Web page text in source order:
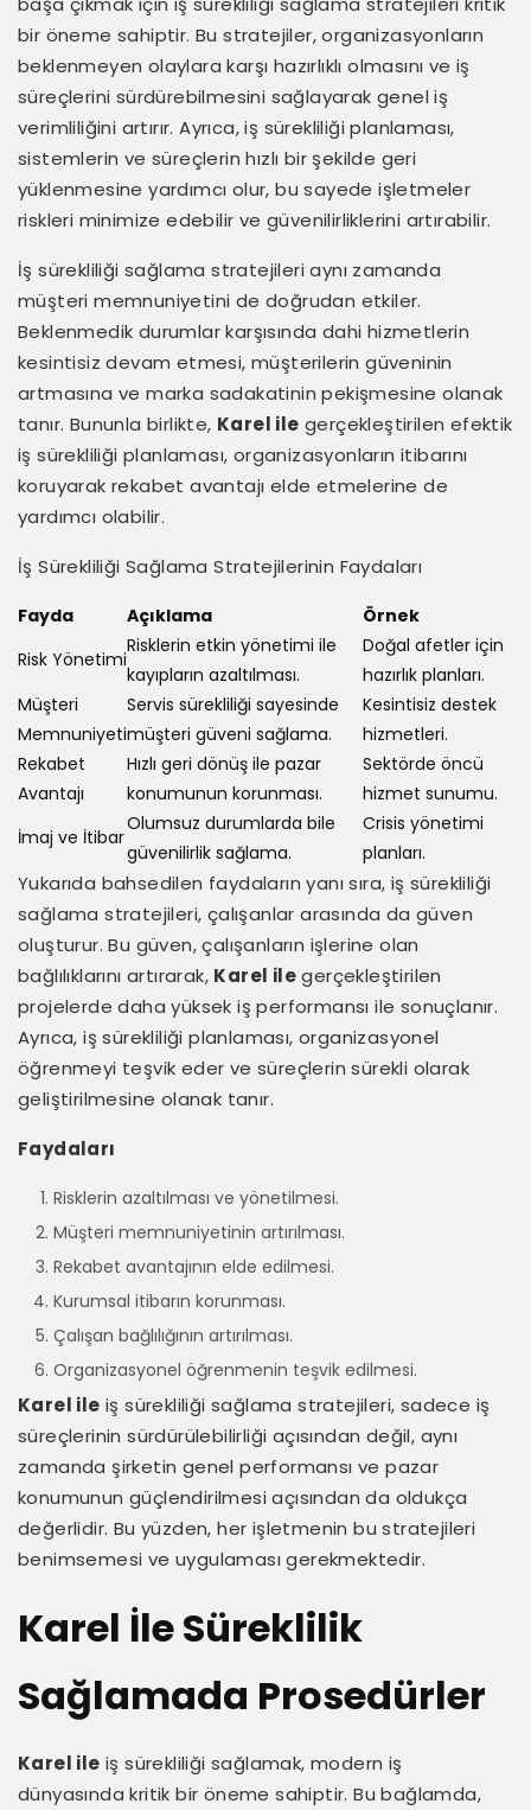
bir öneme sahiptir. Bu stratejiler, organizasyonların
beklenmeyen olaylara karşı hazırlıklı olmasını ve iş
süreçlerini sürdürebilmesini sağlayarak genel iş
verimliliğini artırır. Ayrıca, iş sürekliliği planlaması,
sistemlerin ve süreçlerin hızlı bir şekilde geri
yüklenmesine yardımcı olur, bu sayede işletmeler
riskleri minimize edebilir ve güvenilirliklerini artırabilir.
İş sürekliliği sağlama stratejileri aynı zamanda
müşteri memnuniyetini de doğrudan etkiler.
Beklenmedik durumlar karşısında dahi hizmetlerin
kesintisiz devam etmesi, müşterilerin güveninin
artmasına ve marka sadakatinin pekişmesine olanak
tanır. Bununla birlikte, Karel ile gerçekleştirilen efektik
iş sürekliliği planlaması, organizasyonların itibarını
koruyarak rekabet avantajı elde etmelerine de
yardımcı olabilir.
İş Sürekliliği Sağlama Stratejilerinin Faydaları
Fayda Açıklama
Örnek
Risk Yönetimi
Risklerin etkin yönetimi ile
kayıpların azaltılması.
Doğal afetler için
hazırlık planları.
Müşteri
Memnuniyeti
Servis sürekliliği sayesinde
müşteri güveni sağlama.
Kesintisiz destek
hizmetleri.
Rekabet
Avantajı
Hızlı geri dönüş ile pazar
konumunun korunması.
Sektörde öncü
hizmet sunumu.
İmaj ve İtibar
Olumsuz durumlarda bile
güvenilirlik sağlama.
Crisis yönetimi
planları.
Yukarıda bahsedilen faydaların yanı sıra, iş sürekliliği
sağlama stratejileri, çalışanlar arasında da güven
oluşturur. Bu güven, çalışanların işlerine olan
bağlılıklarını artırarak, Karel ilegerçekleştirilen
projelerde daha yüksek iş performansı ile sonuçlanır.
Ayrıca, iş sürekliliği planlaması, organizasyonel
öğrenmeyi teşvik eder ve süreçlerin sürekli olarak
geliştirilmesine olanak tanır.
Faydaları
Risklerin azaltılması ve yönetilmesi.
Müşteri memnuniyetinin artırılması.
Rekabet avantajının elde edilmesi.
Kurumsal itibarın korunması.
Çalışan bağlılığının artırılması.
Organizasyonel öğrenmenin teşvik edilmesi.
Karel ile iş sürekliliği sağlama stratejileri, sadece iş
süreçlerinin sürdürülebilirliği açısından değil, aynı
zamanda şirketin genel performansı ve pazar
konumunun güçlendirilmesi açısından da oldukça
değerlidir. Bu yüzden, her işletmenin bu stratejileri
benimsemesi ve uygulaması gerekmektedir.
Karel İle Süreklilik
Sağlamada Prosedürler
Karel ile iş sürekliliği sağlamak, modern iş
dünyasında kritik bir öneme sahiptir. Bu bağlamda,